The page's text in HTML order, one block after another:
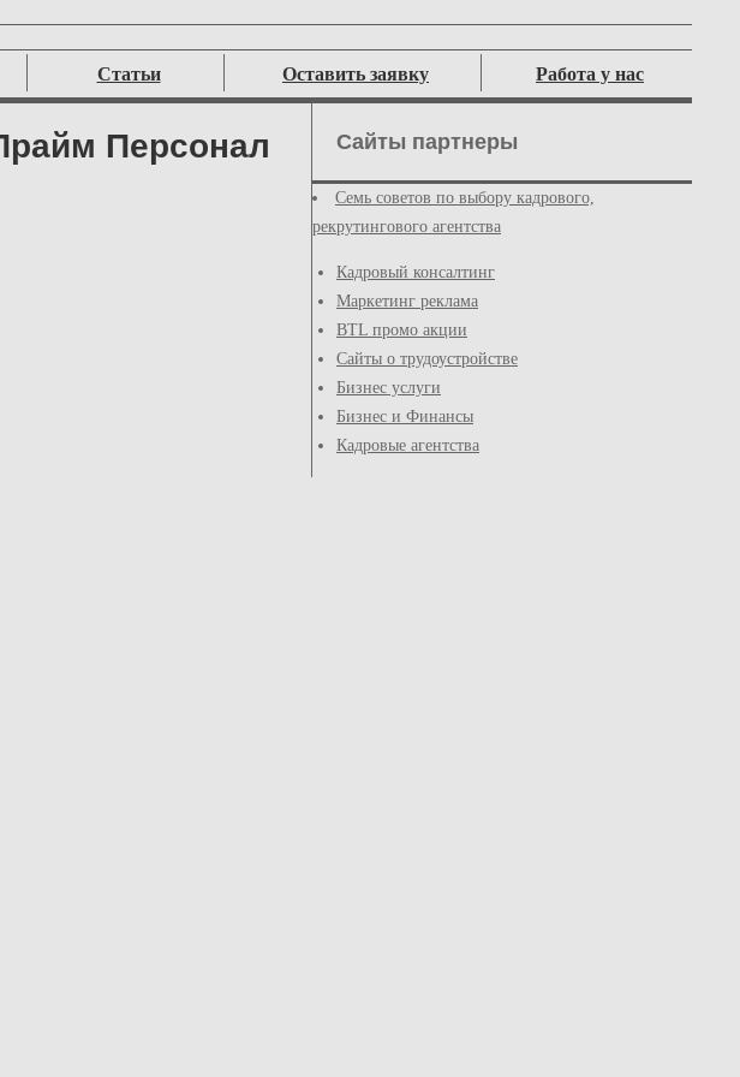
Статьи Оставить заявку Работа у нас
Сайты партнеры
Семь советов по выбору кадрового,
рекрутингового агентства
Кадровый консалтинг
Маркетинг реклама
BTL промо акции
Сайты о трудоустройстве
Бизнес услуги
Бизнес и Финансы
Кадровые агентства
Персонал